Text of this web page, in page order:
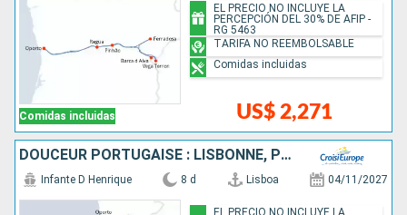
Comidas incluidas US$ 2,271
EL PRECIO NO INCLUYE LA
PERCEPCIÓN DEL 30% DE AFIP -
RG 5463
TARIFA NO REEMBOLSABLE
Comidas incluidas
DOUCEUR PORTUGAISE : LISBONNE, PORTO & LA VALLÉE DU DOURO
Infante D Henrique 8 d Lisboa 04/11/2027
EL PRECIO NO INCLUYE LA